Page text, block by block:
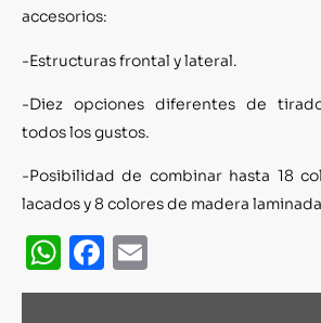
accesorios:
-Estructuras frontal y lateral.
-Diez opciones diferentes de
todos los gustos.
-Posibilidad de combinar hasta 18
lacados y 8 colores de madera
WhatsApp
Facebook